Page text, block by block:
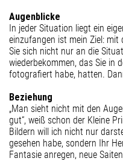
Augenblicke
In jeder Situation liegt ein
einzufangen ist mein Ziel: mit
Sie sich nicht nur an die
wiederbekommen, das Sie in
fotografiert habe, hatten.
Beziehung
„Man sieht nicht mit den
gut“, weiß schon der Kleine
Bildern will ich nicht nur
gesehen habe, sondern Ihr
Fantasie anregen, neue